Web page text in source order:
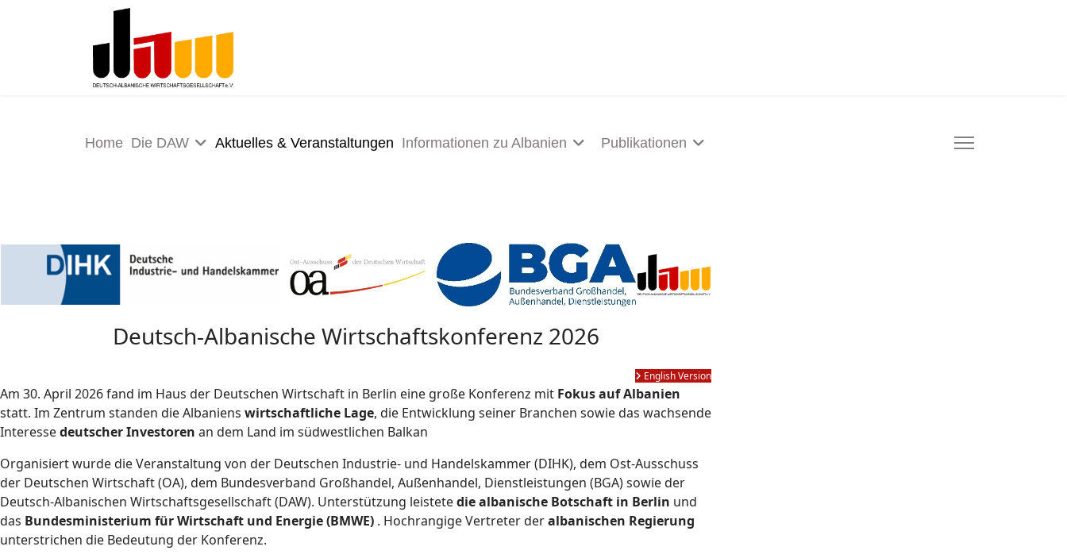
Home Die DAW Aktuelles & Veranstaltungen Informationen zu Albanien Publikationen
Deutsch-Albanische Wirtschaftskonferenz 2026
English Version
Am 30. April 2026 fand im Haus der Deutschen Wirtschaft in Berlin eine große Konferenz mit Fokus auf Albanien
statt. Im Zentrum standen die Albaniens wirtschaftliche Lage, die Entwicklung seiner Branchen sowie das wachsende
Interessedeutscher Investoren an dem Land im südwestlichen Balkan
Organisiert wurde die Veranstaltung von der Deutschen Industrie- und Handelskammer (DIHK), dem Ost-Ausschuss
der Deutschen Wirtschaft (OA), dem Bundesverband Großhandel, Außenhandel, Dienstleistungen (BGA) sowie der
Deutsch-Albanischen Wirtschaftsgesellschaft (DAW). Unterstützung leistetedie albanische Botschaft in Berlin und
das Bundesministerium für Wirtschaft und Energie (BMWE) . Hochrangige Vertreter deralbanischen Regierung
unterstrichen die Bedeutung der Konferenz.